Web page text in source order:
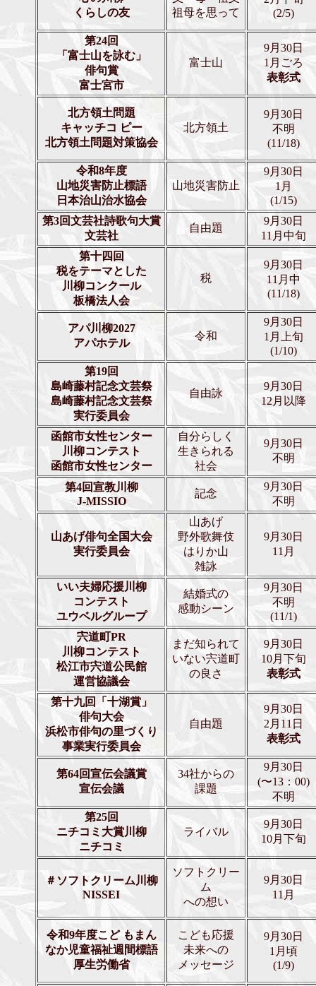
くらしの友
祖母を思って
(2/5)
第24回
「富士山を詠む」
俳句賞
富士宮市
富士山
9月30日
1月ごろ
表彰式
北方領土問題
キャッチコ ピー
北方領土問題対策協会
北方領土
9月30日
不明
(11/18)
令和8年度
山地災害防止標語
日本治山治水協会
山地災害防止
9月30日
1月
(1/15)
第3回文芸社詩歌句大賞
文芸社
自由題
9月30日
11月中旬
第十四回
税をテーマとした
川柳コンクール
板橋法人会
税
9月30日
11月中
(11/18)
アパ川柳2027
アパホテル
令和
9月30日
1月上旬
(1/10)
第19回
島崎藤村記念文芸祭
島崎藤村記念文芸祭
実行委員会
自由詠
9月30日
12月以降
函館市女性センター
川柳コンテスト
函館市女性センター
自分らしく
生きられる
社会
9月30日
不明
第4回宣教川柳
J-MISSIO
記念
9月30日
不明
山あげ俳句全国大会
実行委員会
山あげ
野外歌舞伎
はりか山
雑詠
9月30日
11月
いい夫婦応援川柳
コンテスト
ユウベルグループ
結婚式の
感動シーン
9月30日
不明
(11/1)
宍道町PR
川柳コンテスト
松江市宍道公民館
運営協議会
まだ知られて
いない宍道町
の良さ
9月30日
10月下旬
表彰式
第十九回「十湖賞」
俳句大会
浜松市俳句の里づくり
事業実行委員会
自由題
9月30日
2月11日
表彰式
第64回宣伝会議賞
宣伝会議
34社からの
課題
9月30日
(〜13：00)
不明
第25回
ニチコミ大賞川柳
ニチコミ
ライバル
9月30日
10月下旬
＃ソフトクリーム川柳
NISSEI
ソフトクリー
ム
への想い
9月30日
11月
令和9年度こど もまん
なか児童福祉週間標語
厚生労働省
こども応援
未来への
メッセージ
9月30日
1月頃
(1/9)